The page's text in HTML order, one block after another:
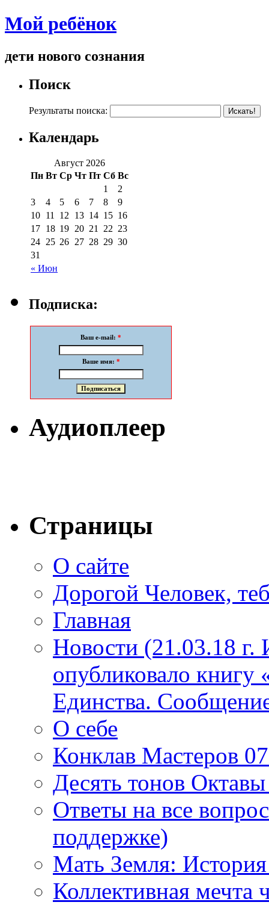
Мой ребёнок
дети нового сознания
Поиск
Результаты поиска:
Календарь
Август 2026
Пн Вт Ср Чт Пт Сб Вс
« Июн
1
2
3
4 5 6 7 8
9
10 11 12 13 14 15 16
17 18 19 20 21 22 23
24 25 26 27 28 29 30
31
Подписка:
Ваш e-mail: *
Ваше имя: *
Аудиоплеер
Страницы
О сайте
Дорогой Человек,
Главная
Новости (21.03.18 г.
опубликовало книгу
Единства.
О себе
Конклав Мастеров
Десять тонов
Ответы на все
поддержке)
Мать Земля: История
Коллективная мечта